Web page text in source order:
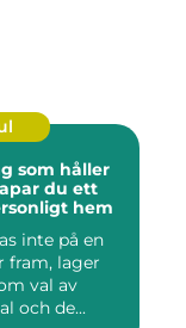
som håller
hem
inte på en
fram, lager
val av
och de...